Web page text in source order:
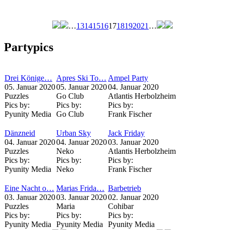
…131415161718192021 …
Partypics
Drei Könige…
05. Januar 2020
Puzzles
Pics by:
Pyunity Media
Apres Ski To…
05. Januar 2020
Go Club
Pics by:
Go Club
Ampel Party
04. Januar 2020
Atlantis Herbolzheim
Pics by:
Frank Fischer
Dänzneid
04. Januar 2020
Puzzles
Pics by:
Pyunity Media
Urban Sky
04. Januar 2020
Neko
Pics by:
Neko
Jack Friday
03. Januar 2020
Atlantis Herbolzheim
Pics by:
Frank Fischer
Eine Nacht o…
03. Januar 2020
Puzzles
Pics by:
Pyunity Media
Marias Frida…
03. Januar 2020
Maria
Pics by:
Pyunity Media
Barbetrieb
02. Januar 2020
Cohibar
Pics by:
Pyunity Media